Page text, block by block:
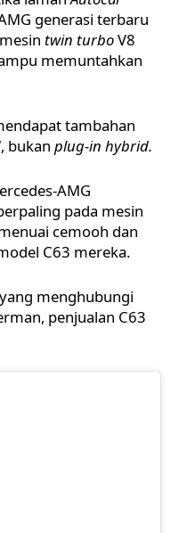
generasi terbaru
twin turboV8
memuntahkan
tambahan
, bukan plug-in hybrid.
AMG
pada mesin
cemooh dan
C63 mereka.
menghubungi
penjualan C63